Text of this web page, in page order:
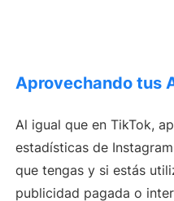
Aprovechando tus
Al igual que en TikTok,
estadísticas de
que tengas y si estás
publicidad pagada o